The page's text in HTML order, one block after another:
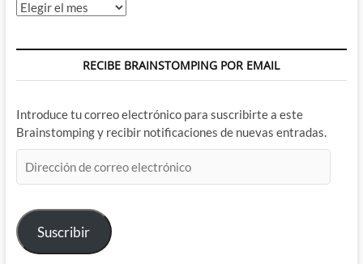
Archivos
RECIBE BRAINSTOMPING POR EMAIL
Introduce tu correo electrónico para suscribirte a este
Brainstomping y recibir notificaciones de nuevas entradas.
de
electrónico
Suscribir